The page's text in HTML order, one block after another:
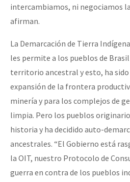
intercambiamos, ni negociamos
afirman.
La Demarcación de Tierra
les permite a los pueblos de Brasil
territorio ancestral y esto, ha
expansión de la frontera
minería y para los complejos de
limpia. Pero los pueblos
historia y ha decidido auto-
ancestrales. “El Gobierno está
la OIT, nuestro Protocolo de
guerra en contra de los pueblos